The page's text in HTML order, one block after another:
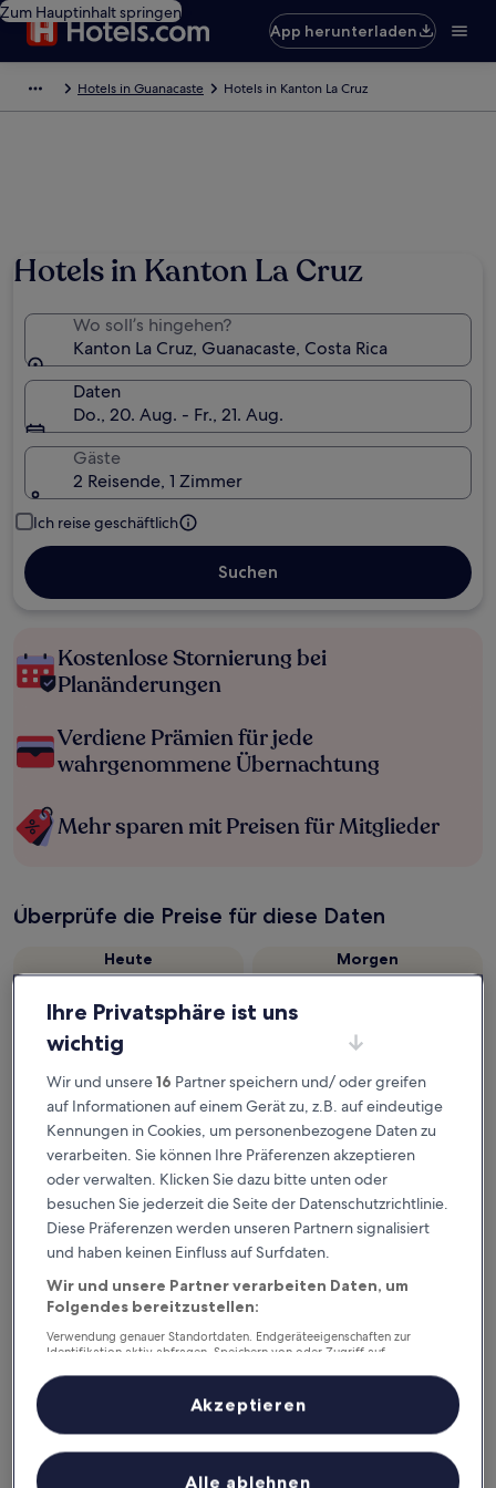
Zum Hauptinhalt springen
App herunterladen
Hotels in Guanacaste Hotels in Kanton La Cruz
Hotels in Kanton La Cruz
Wo soll’s hingehen?
Kanton La Cruz, Guanacaste, Costa Rica
Daten
Do., 20. Aug. - Fr., 21. Aug.
Gäste
2 Reisende, 1 Zimmer
Ich reise geschäftlich
Suchen
Kostenlose Stornierung bei
Planänderungen
Verdiene Prämien für jede
wahrgenommene Übernachtung
Mehr sparen mit Preisen für Mitglieder
Überprüfe die Preise für diese Daten
Heute
6. Aug. - 7. Aug.
Morgen
7. Aug. - 8. Aug.
Dieses Wochenende
7. Aug. - 9. Aug.
Nächstes Wochenende
14. Aug. - 16. Aug.
Kanton La Cruz – wo
übernachten?
Top-Hotels in La Cruz
JW Marriott Costa Elena Resort &
Spa, All-Inclusive
4.5
out
JW Marriott Costa Elena Resort & Spa, All-Inclusive
3.5
out
Nandel
Ihre Privatsphäre ist uns
wichtig
Wir und unsere16 Partner speichern und/ oder greifen
auf Informationen auf einem Gerät zu, z.B. auf eindeutige
Kennungen in Cookies, um personenbezogene Daten zu
verarbeiten. Sie können Ihre Präferenzen akzeptieren
oder verwalten. Klicken Sie dazu bitte unten oder
besuchen Sie jederzeit die Seite der Datenschutzrichtlinie.
Diese Präferenzen werden unseren Partnern signalisiert
und haben keinen Einfluss auf Surfdaten.
Wir und unsere Partner verarbeiten Daten, um
Folgendes bereitzustellen:
Verwendung genauer Standortdaten. Endgeräteeigenschaften zur
Identifikation aktiv abfragen. Speichern von oder Zugriff auf
Inhalte, Messung von Werbeleistung und der Performance von Inhalten,
Zielgruppenforschung sowie Entwicklung und Verbesserung von
Liste der Partner (Lieferanten)
Alle ablehnen
Akzeptieren